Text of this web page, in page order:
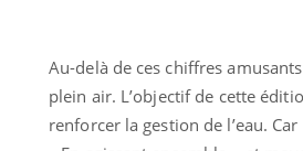
Au-delà de ces chiffres
plein air. L’objectif de cette
renforcer la gestion de l’eau.